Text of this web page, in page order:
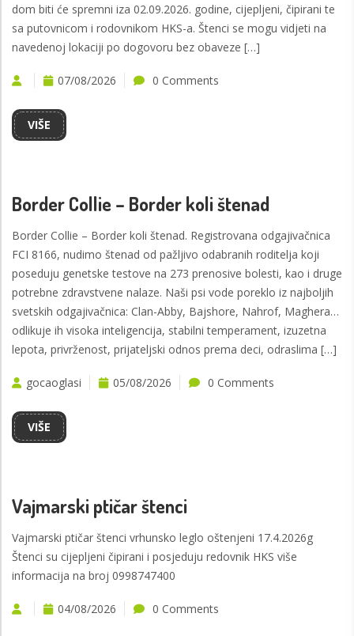
dom biti će spremni iza 02.09.2026. godine, cijepljeni, čipirani te
sa putovnicom i rodovnikom HKS-a. Štenci se mogu vidjeti na
navedenoj lokaciji po dogovoru bez obaveze […]
07/08/2026 0 Comments
VIŠE
Border Collie – Border koli štenad
Border Collie – Border koli štenad. Registrovana odgajivačnica
FCI 8166, nudimo štenad od pažljivo odabranih roditelja koji
poseduju genetske testove na 273 prenosive bolesti, kao i druge
potrebne zdravstvene nalaze. Naši psi vode poreklo iz najboljih
svetskih odgajivačnica: Clan-Abby, Bajshore, Nahrof, Maghera…
odlikuje ih visoka inteligencija, stabilni temperament, izuzetna
lepota, privrženost, prijateljski odnos prema deci, odraslima […]
gocaoglasi 05/08/2026 0 Comments
VIŠE
Vajmarski ptičar štenci
Vajmarski ptičar štenci vrhunsko leglo oštenjeni 17.4.2026g
Štenci su cijepljeni čipirani i posjeduju redovnik HKS više
informacija na broj 0998747400
04/08/2026 0 Comments